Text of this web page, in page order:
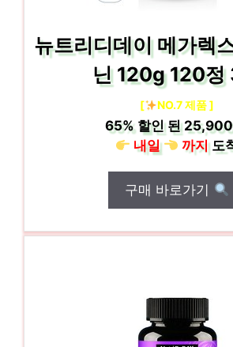
뉴트리디데이 메가렉
닌 120g 120정
[ NO.7 제품 ]
65%할인 된
내일
까지도
구매 바로가기